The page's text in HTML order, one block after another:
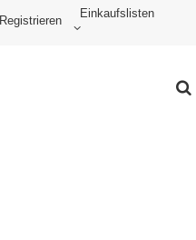
Registrieren
Einkaufslisten